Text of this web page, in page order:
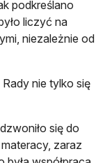
podkreślano
liczyć na
niezależnie od
nie tylko się
się do
zaraz